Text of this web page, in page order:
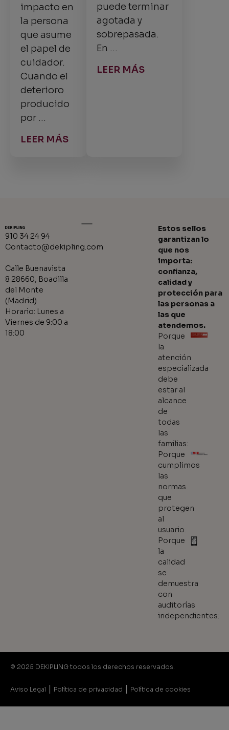
impacto en
la persona
que asume
el papel de
cuidador.
Cuando el
deterioro
producido
por …
LEER MÁS
puede terminar
agotada y
sobrepasada.
En …
LEER MÁS
910 34 24 94
Contacto@dekipling.com
Calle Buenavista
8 28660, Boadilla
del Monte
(Madrid)
Horario: Lunes a
Viernes de 9:00 a
18:00
Estos sellos
garantizan lo
que nos
importa:
confianza,
calidad y
protección para
las personas a
las que
atendemos.
Porque
la
atención
especializada
debe
estar al
alcance
de
todas
las
familias:
Porque
cumplimos
las
normas
que
protegen
al
usuario.
Porque
la
calidad
se
demuestra
con
auditorías
independientes:
© 2025 DEKIPLING todos los derechos reservados.
Aviso Legal | Política de privacidad | Política de cookies